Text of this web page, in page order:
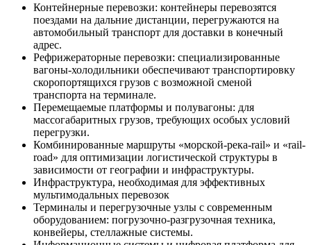
Контейнерные перевозки: контейнеры перевозятся
поездами на дальние дистанции, перегружаются на
автомобильный транспорт для доставки в конечный
адрес.
Рефрижераторные перевозки: специализированные
вагоны-холодильники обеспечивают транспортировку
скоропортящихся грузов с возможной сменой
транспорта на терминале.
Перемещаемые платформы и полувагоны: для
массогабаритных грузов, требующих особых условий
перегрузки.
Комбинированные маршруты «морской-река-rail» и «rail-
road» для оптимизации логистической структуры в
зависимости от географии и инфраструктуры.
Инфраструктура, необходимая для эффективных
мультимодальных перевозок
Терминалы и перегрузочные узлы с современным
оборудованием: погрузочно-разгрузочная техника,
конвейеры, стеллажные системы.